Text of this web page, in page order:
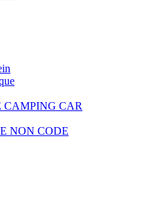
CAMPING CAR
NON CODE